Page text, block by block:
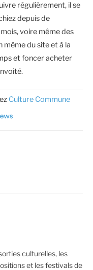
régulièrement, il se
depuis de
voire même des
même du site et à la
et foncer acheter
Culture Commune
culturelles, les
et les festivals de